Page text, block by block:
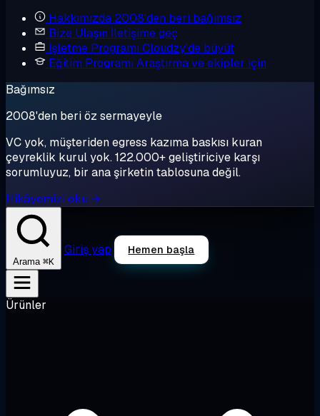
Hakkımızda 2008'den beri bağımsız
Bize Ulaşın İletişime geç
İşletme Programı Cloudzy'de büyüt
Eğitim Programı Araştırma ve ekipler için
Bağımsız
2008'den beri öz sermayeyle
VC yok, müşteriden egress kazıma baskısı kuran
çeyreklik kurul yok. 122.000+ geliştiriciye karşı
sorumluyuz, bir ana şirketin tablosuna değil.
Hikâyemizi oku →
Arama ⌘K
Giriş yap Hemen başla
Ürünler